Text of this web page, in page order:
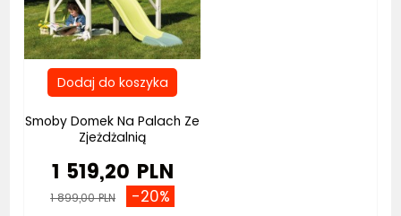
Smoby Domek Na Palach Ze
Zjeżdżalnią
1 519,20 PLN
1 899,00 PLN -20%